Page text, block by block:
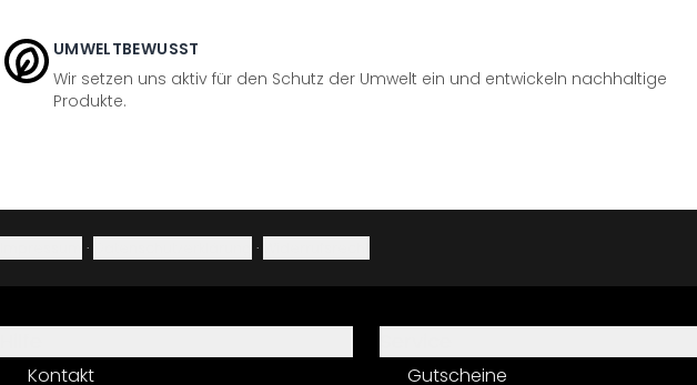
UMWELTBEWUSST
Wir setzen uns aktiv für den Schutz der Umwelt ein und entwickeln nachhaltige
Produkte.
· ·
Kontakt
Gutscheine